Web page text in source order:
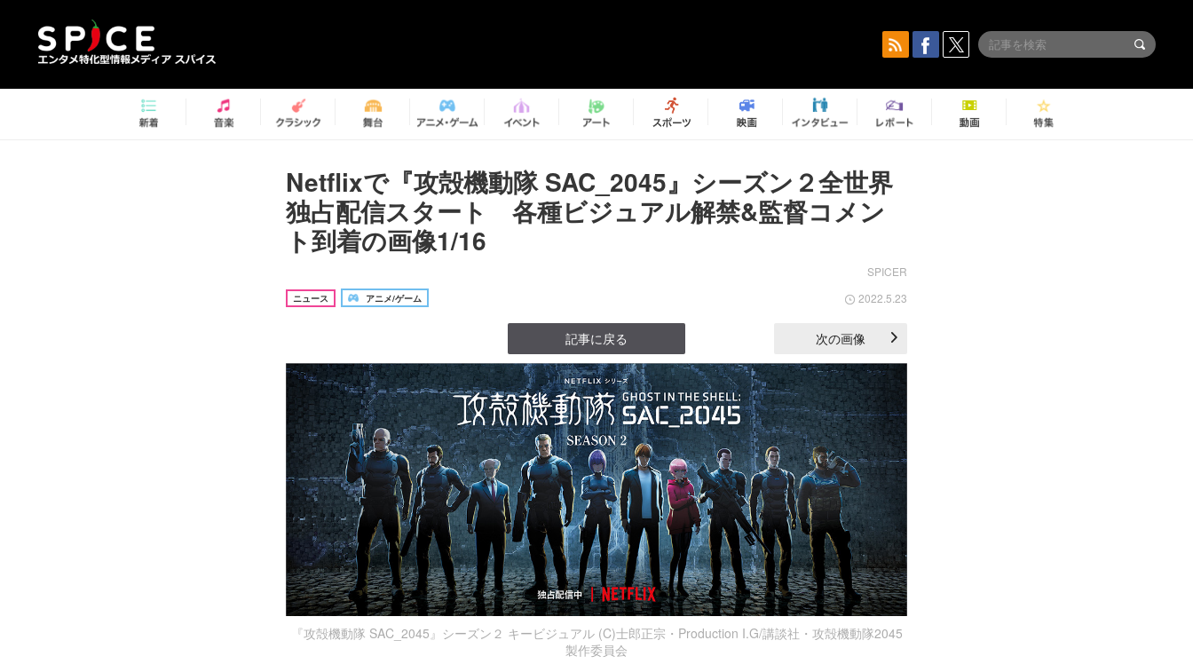
Netflixで『攻殻機動隊 SAC_2045』シーズン２全世界
独占配信スタート 各種ビジュアル解禁&監督コメン
ト到着の画像1/16
SPICER
ニュース アニメ/ゲーム 2022.5.23
記事に戻る 次の画像
『攻殻機動隊 SAC_2045』シーズン２ キービジュアル (C)士郎正宗・Production I.G/講談社・攻殻機動隊2045
製作委員会